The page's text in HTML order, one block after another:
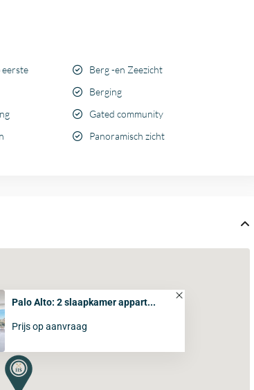
Berg -en Zeezicht
Berging
Gated community
Panoramisch zicht
Palo Alto: 2 slaapkamer appart...
Prijs op aanvraag